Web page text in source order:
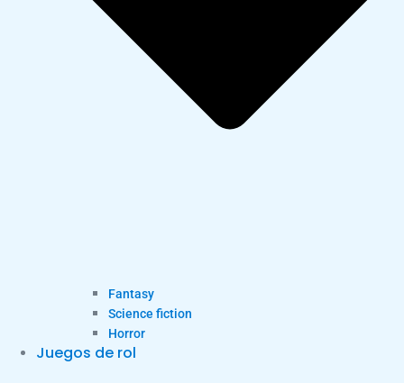
Fantasy
Science fiction
Horror
Juegos de rol